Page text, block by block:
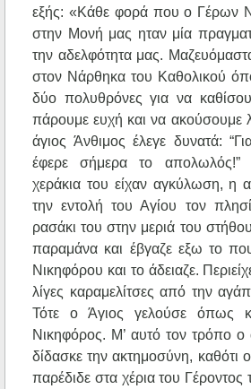
εξής: «Κάθε φορά που ο Γέρων
στην Μονή μας ηταν μία
την αδελφότητα μας.
στον Νάρθηκα του Καθολικού
δύο πολυθρόνες για να
πάρουμε ευχή και να ακούσουμε
άγιος Άνθιμος έλεγε δυνατά:
έφερε σήμερα το
χεράκια του είχαν αγκύλωση, η
την εντολή του Αγίου τον
ρασάκι του στην μεριά του
παραμάνα και έβγαζε εξω το
Νικηφόρου και το άδειαζε.
λίγες καραμελίτσες από την
Τότε ο Άγιος γελούσε όπως
Νικηφόρος. Μ’ αυτό τον τρόπο ο
δίδασκε την ακτημοσύνη, καθότι
παρέδιδε στα χέρια του Γέροντος